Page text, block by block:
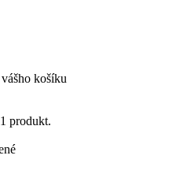
košíku
produkt.